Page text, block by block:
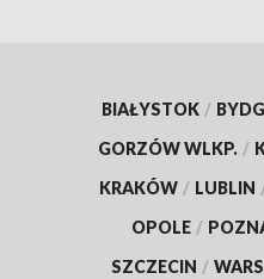
BIAŁYSTOK /
GORZÓW WLKP. /
KRAKÓW / LUBLIN
OPOLE /
SZCZECIN /